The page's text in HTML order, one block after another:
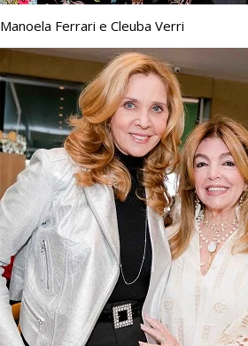
Manoela Ferrari e Cleuba Verri